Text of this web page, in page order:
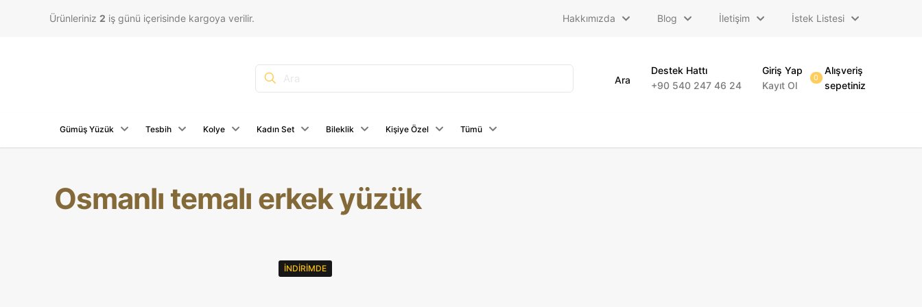
Ürünleriniz 2 iş günü içerisinde kargoya verilir. Hakkımızda Blog İletişim İstek Listesi
Ara
Destek Hattı
+90 540 247 46 24
Giriş Yap
Kayıt Ol
0
Alışveriş
sepetiniz
Gümüş Yüzük Tesbih Kolye Kadın Set Bileklik Kişiye Özel Tümü
Osmanlı temalı erkek yüzük
İNDIRIMDE